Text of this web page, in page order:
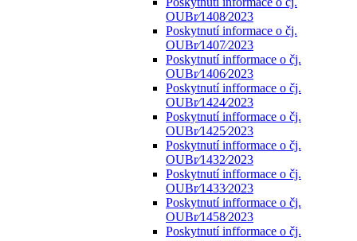
OUBr⁄1408⁄2023
Poskytnutí informace o čj.
OUBr⁄1407⁄2023
Poskytnutí infformace o čj.
OUBr⁄1406⁄2023
Poskytnutí infformace o čj.
OUBr⁄1424⁄2023
Poskytnutí infformace o čj.
OUBr⁄1425⁄2023
Poskytnutí infformace o čj.
OUBr⁄1432⁄2023
Poskytnutí infformace o čj.
OUBr⁄1433⁄2023
Poskytnutí infformace o čj.
OUBr⁄1458⁄2023
Poskytnutí infformace o čj.